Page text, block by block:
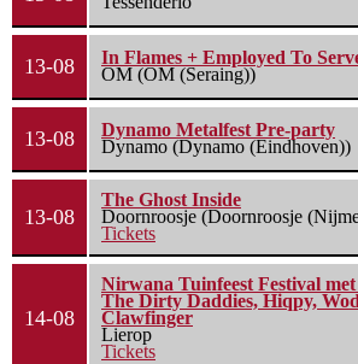
13-08
In Flames + Employed To
OM (OM (Seraing))
13-08
Dynamo Metalfest Pre-party
Dynamo (Dynamo (Eindhoven))
13-08
The Ghost Inside
Doornroosje (Doornroosje
Tickets
14-08
Nirwana Tuinfeest Festival
The Dirty Daddies, Hiqpy,
Clawfinger
Lierop
Tickets